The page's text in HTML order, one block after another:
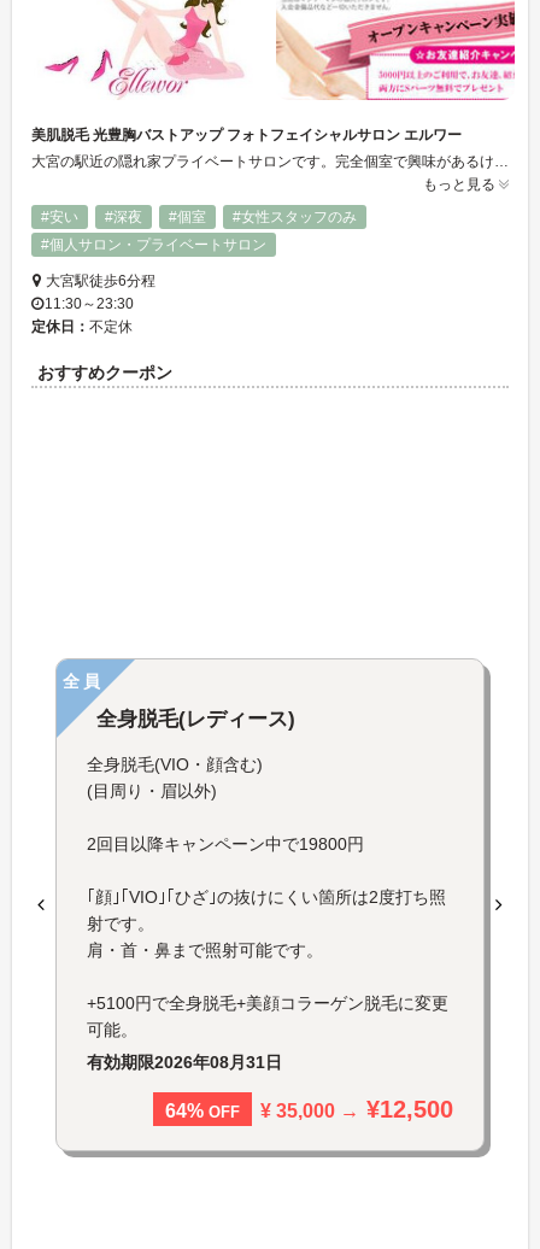
美肌脱毛 光豊胸バストアップ フォトフェイシャルサロン エルワー
もっと見る
#安い
#深夜 #個室
#女性スタッフのみ
#個人サロン・プライベートサロン
大宮駅徒歩6分程
11:30～23:30
定休日： 不定休
おすすめクーポン
全員
全身脱毛(レディース)
全身脱毛(VIO・顔含む)
(目周り・眉以外)
2回目以降キャンペーン中で19800円
｢顔｣｢VIO｣｢ひざ｣の抜けにくい箇所は2度打ち照
射です。
肩・首・鼻まで照射可能です。
+5100円で全身脱毛+美顔コラーゲン脱毛に変更
可能。
有効期限2026年08月31日
64% OFF ¥ 35,000 → ¥12,500